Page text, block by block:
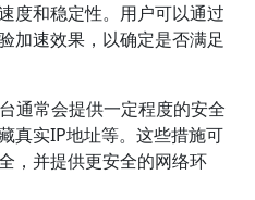
度和稳定性。用户可以通过
加速效果，以确定是否满足
通常会提供一定程度的安全
真实IP地址等。这些措施可
，并提供更安全的网络环